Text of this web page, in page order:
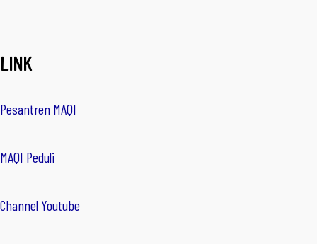
LINK
Pesantren MAQI
MAQI Peduli
Channel Youtube